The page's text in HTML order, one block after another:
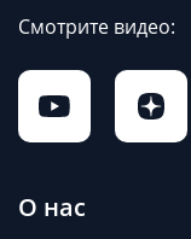
Смотрите видео:
О нас